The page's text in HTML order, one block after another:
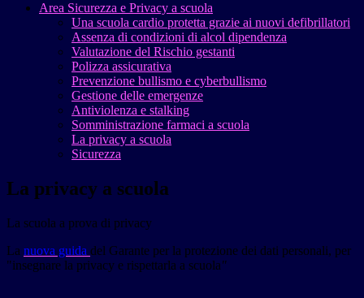
Area Sicurezza e Privacy a scuola
Una scuola cardio protetta grazie ai nuovi defibrillatori
Assenza di condizioni di alcol dipendenza
Valutazione del Rischio gestanti
Polizza assicurativa
Prevenzione bullismo e cyberbullismo
Gestione delle emergenze
Antiviolenza e stalking
Somministrazione farmaci a scuola
La privacy a scuola
Sicurezza
La privacy a scuola
La scuola a prova di privacy
La nuova guida del Garante per la protezione dei dati personali, per
"insegnare la privacy e rispettarla a scuola"